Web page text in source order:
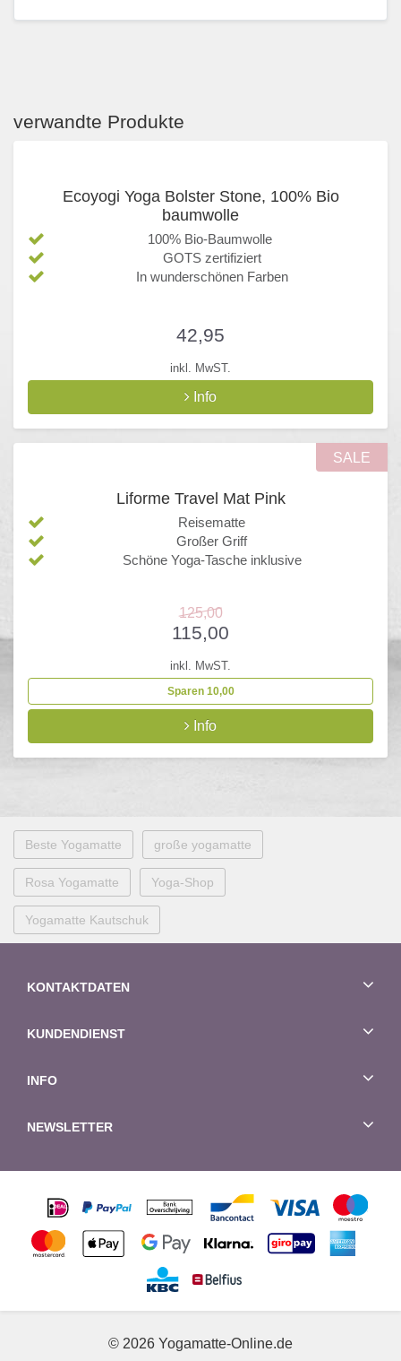
verwandte Produkte
Ecoyogi Yoga Bolster Stone, 100% Bio
baumwolle
100% Bio-Baumwolle
GOTS zertifiziert
In wunderschönen Farben
42,95
inkl. MwST.
Info
SALE
Liforme Travel Mat Pink
Reisematte
Großer Griff
Schöne Yoga-Tasche inklusive
125,00
115,00
inkl. MwST.
Sparen 10,00
Info
Beste Yogamatte große yogamatte
Rosa Yogamatte Yoga-Shop
Yogamatte Kautschuk
KONTAKTDATEN
KUNDENDIENST
INFO
NEWSLETTER
© 2026 Yogamatte-Online.de